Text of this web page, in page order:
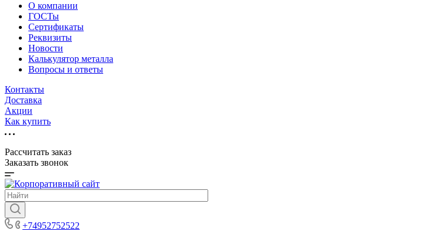
О компании
ГОСТы
Сертификаты
Реквизиты
Новости
Калькулятор металла
Вопросы и ответы
Контакты
Доставка
Акции
Как купить
Рассчитать заказ
Заказать звонок
+74952752522